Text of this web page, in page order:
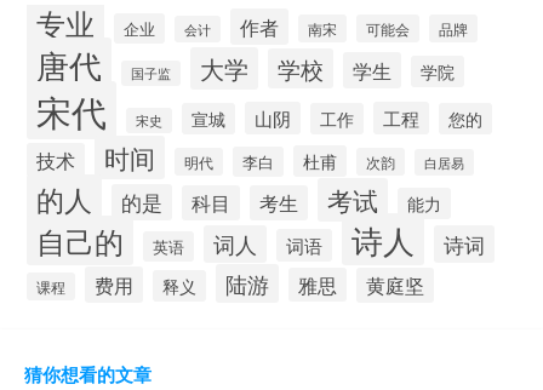
专业 企业 会计 作者 南宋 可能会 品牌
唐代 国子监 大学 学校 学生 学院
宋代 宋史 宣城 山阴 工作 工程 您的
技术 时间 明代 李白 杜甫 次韵 白居易
的人 的是 科目 考生 考试 能力
自己的 英语 词人 词语 诗人 诗词
课程 费用 释义 陆游 雅思 黄庭坚
猜你想看的文章